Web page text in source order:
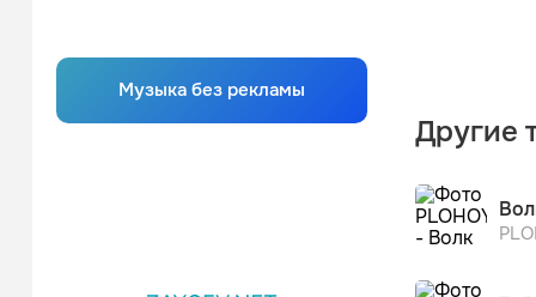
Музыка без рекламы
Другие